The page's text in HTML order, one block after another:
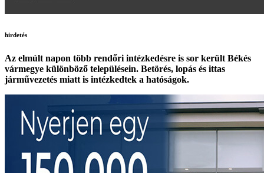
hirdetés
Az elmúlt napon több rendőri intézkedésre is sor került Békés
vármegye különböző településein. Betörés, lopás és ittas
járművezetés miatt is intézkedtek a hatóságok.